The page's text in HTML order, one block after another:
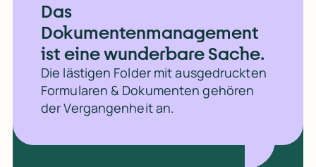
Das
Dokumentenmanagement
ist eine wunderbare Sache.
Die lästigen Folder mit ausgedruckten
Formularen & Dokumenten gehören
der Vergangenheit an.